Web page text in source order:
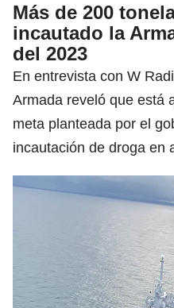
Más de 200
incautado la
del 2023
En entrevista con W
Armada reveló que está
meta planteada por el
incautación de droga en